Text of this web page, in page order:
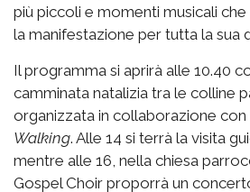
più piccoli e momenti musicali
la manifestazione per tutta la sua
Il programma si aprirà alle 10.40
camminata natalizia tra le colline
organizzata in collaborazione con
Walking. Alle 14 si terrà la visita
mentre alle 16, nella chiesa
Gospel Choir proporrà un